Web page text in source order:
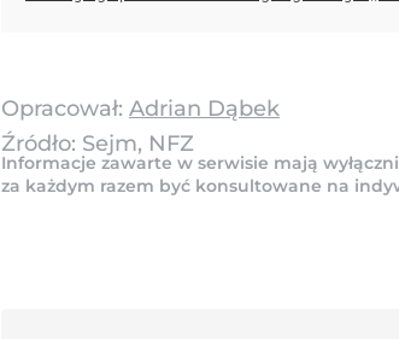
Opracował: Adrian Dąbek
Źródło: Sejm, NFZ
Informacje zawarte w serwisie mają
za każdym razem być konsultowane na